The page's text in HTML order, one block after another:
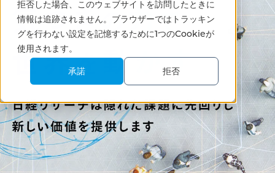
拒否した場合、このウェブサイトを訪問したときに
情報は追跡されません。ブラウザーではトラッキン
グを行わない設定を記憶するために1つのCookieが
使用されます。
承諾 拒否